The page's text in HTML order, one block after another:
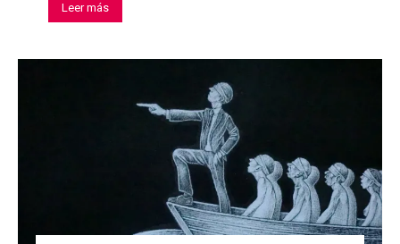
Leer más